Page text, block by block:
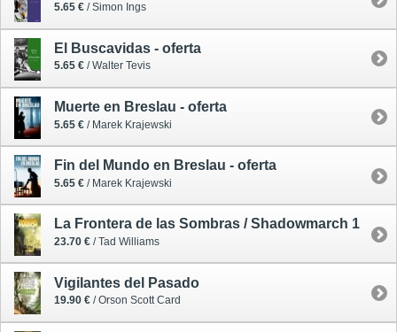
5.65 € / Simon Ings
El Buscavidas - oferta
5.65 € / Walter Tevis
Muerte en Breslau - oferta
5.65 € / Marek Krajewski
Fin del Mundo en Breslau - oferta
5.65 € / Marek Krajewski
La Frontera de las Sombras / Shadowmarch 1
23.70 € / Tad Williams
Vigilantes del Pasado
19.90 € / Orson Scott Card